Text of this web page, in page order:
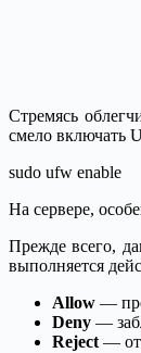
Стремясь
смело включать
sudo ufw enable
На сервере,
Прежде всего,
выполняется
Allow —
Deny —
Reject—